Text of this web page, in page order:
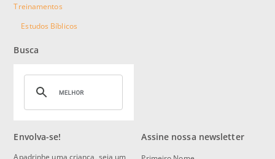
Treinamentos
Estudos Bíblicos
Busca
Envolva-se! Assine nossa newsletter